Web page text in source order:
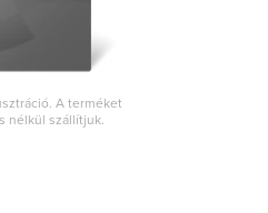
A terméket
nélkül szállítjuk.